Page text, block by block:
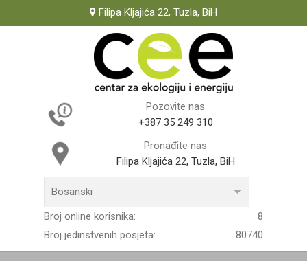
Filipa Kljajića 22, Tuzla, BiH
Pozovite nas
+387 35 249 310
Pronađite nas
Filipa Kljajića 22, Tuzla, BiH
Broj online korisnika:
8
Broj jedinstvenih posjeta:
80740